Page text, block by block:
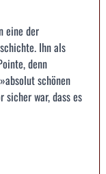
eine der
Ihn als
denn
schönen
sicher war, dass es